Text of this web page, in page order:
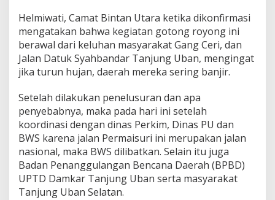
Helmiwati, Camat Bintan Utara ketika dikonfirmasi
mengatakan bahwa kegiatan gotong royong ini
berawal dari keluhan masyarakat Gang Ceri, dan
Jalan Datuk Syahbandar Tanjung Uban, mengingat
jika turun hujan, daerah mereka sering banjir.
Setelah dilakukan penelusuran dan apa
penyebabnya, maka pada hari ini setelah
koordinasi dengan dinas Perkim, Dinas PU dan
BWS karena jalan Permaisuri ini merupakan jalan
nasional, maka BWS dilibatkan. Selain itu juga
Badan Penanggulangan Bencana Daerah (BPBD)
UPTD Damkar Tanjung Uban serta masyarakat
Tanjung Uban Selatan.